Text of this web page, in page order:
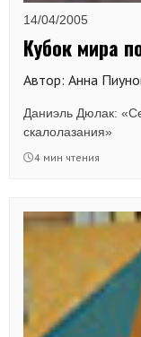
14/04/2005
Кубок мира
Автор: Анна
Даниэль Дюлак:
скалолазания»
4 мин чтения